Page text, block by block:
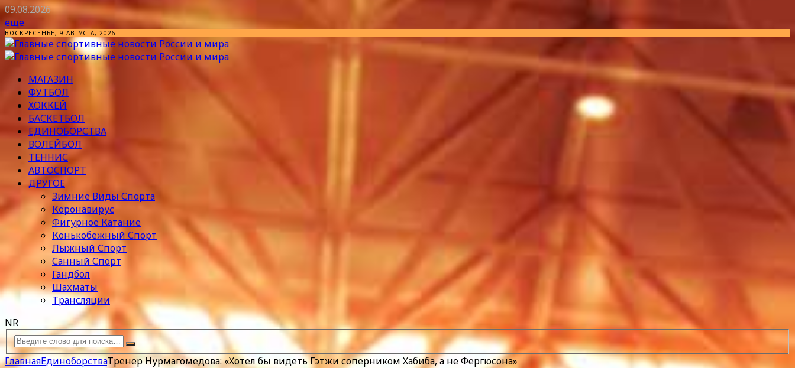
09.08.2026
еще
ВОСКРЕСЕНЬЕ, 9 АВГУСТА, 2026
МАГАЗИН
ФУТБОЛ
ХОККЕЙ
БАСКЕТБОЛ
ЕДИНОБОРСТВА
ВОЛЕЙБОЛ
ТЕННИС
АВТОСПОРТ
ДРУГОЕ
Зимние Виды Спорта
Коронавирус
Фигурное Катание
Конькобежный Спорт
Лыжный Спорт
Санный Спорт
Гандбол
Шахматы
Трансляции
NR
ГлавнаяЕдиноборстваТренер Нурмагомедова: «Хотел бы видеть Гэтжи соперником Хабиба, а не Фергюсона»